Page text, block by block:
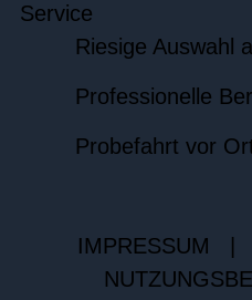
Service
Riesige Auswahl
Professionelle
Probefahrt vor
IMPRESSUM